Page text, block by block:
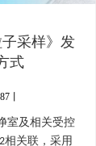
采样》发
式
丨
室及相关受控
相关联，采用